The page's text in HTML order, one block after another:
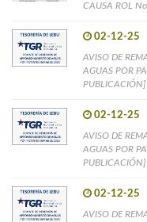
CAUSA ROL
02-12-25
AVISO DE
AGUAS POR
PUBLICACIÓN]
02-12-25
AVISO DE
AGUAS POR
PUBLICACIÓN]
02-12-25
AVISO DE